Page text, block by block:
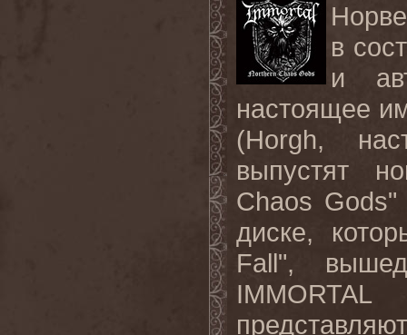
в
и
настоящее
(Horgh,
выпустят
Chaos Gods"
диске,
Fall",
IMMORTAL